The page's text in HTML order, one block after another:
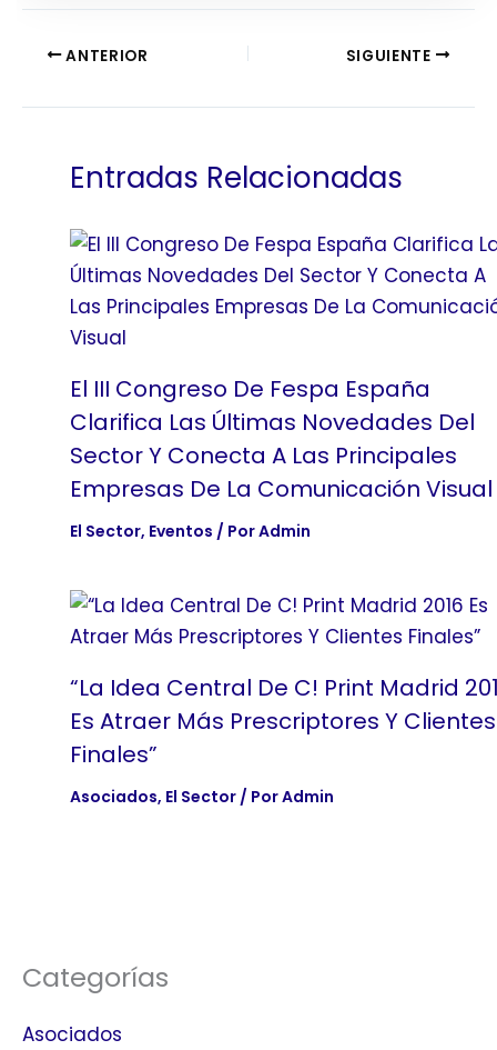
ANTERIOR SIGUIENTE
Entradas Relacionadas
El III Congreso De Fespa España
Clarifica Las Últimas Novedades Del
Sector Y Conecta A Las Principales
Empresas De La Comunicación Visual
El Sector, Eventos / PorAdmin
“La Idea Central De C! Print Madrid
Es Atraer Más Prescriptores Y Clientes
Finales”
Asociados, El Sector/ PorAdmin
Categorías
Asociados